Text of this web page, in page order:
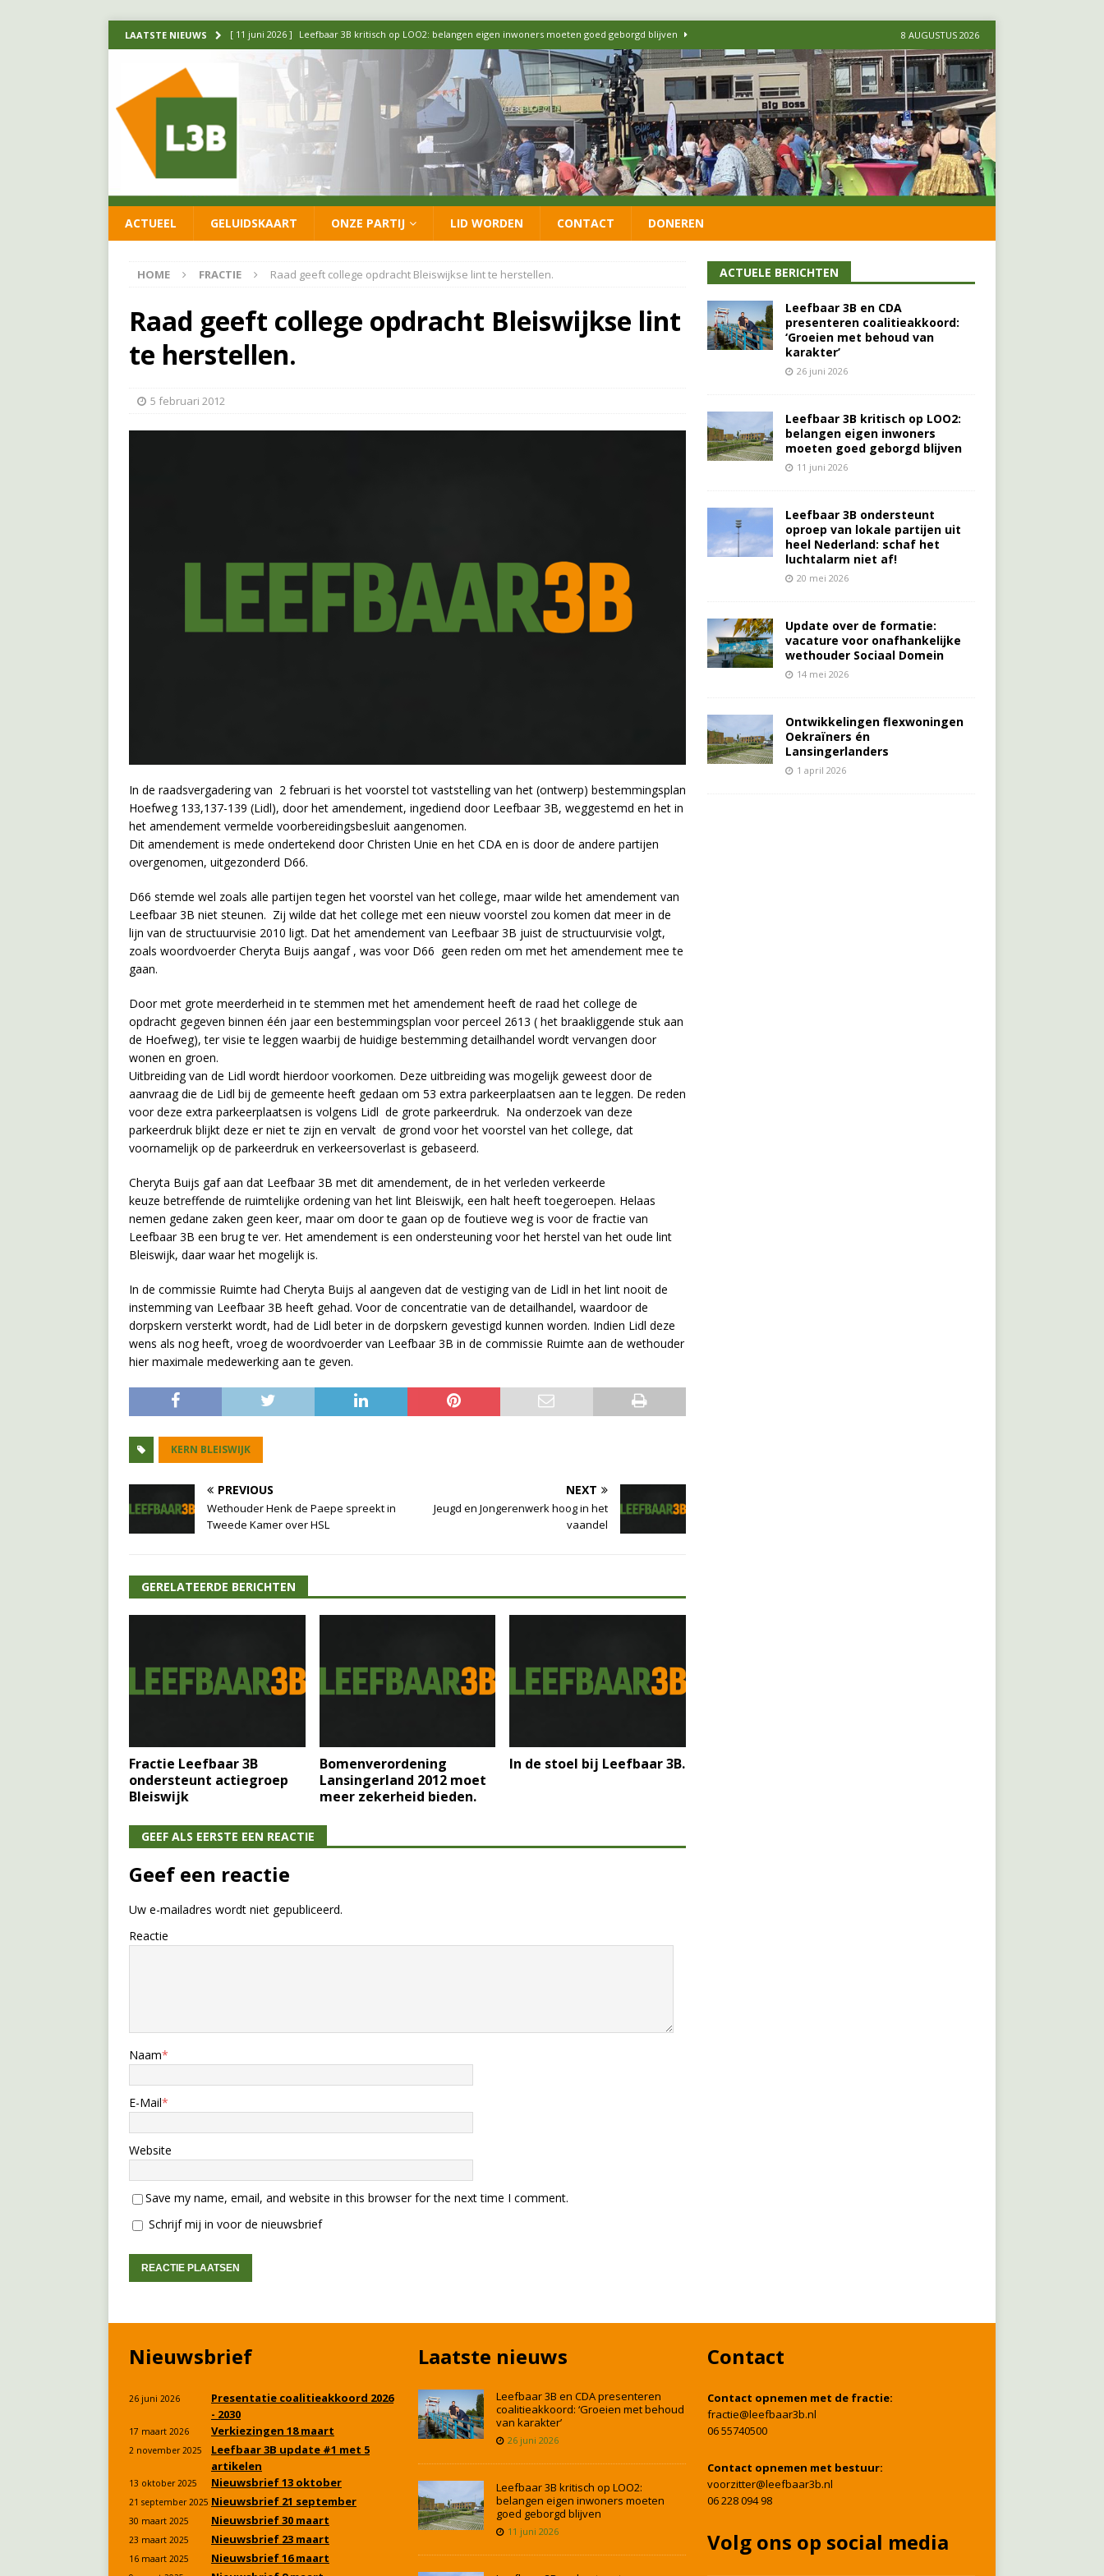
LAATSTE NIEUWS [ 11 juni 2026 ] Leefbaar 3B kritisch op LOO2: belangen eigen inwoners moeten goed geborgd blijven
[ 20 mei 2026 ] Leefbaar 3B ondersteunt oproep van lokale partijen uit heel Nederland: schaf het
luchtalarm niet af! FRACTIE
[ 14 mei 2026 ] Update over de formatie: vacature voor onafhankelijke wethouder Sociaal Domein
[ 26 juni 2026 ] Leefbaar 3B en CDA presenteren coalitieakkoord: ‘Groeien met behoud van karakter’
8 AUGUSTUS 2026
ACTUEEL GELUIDSKAART ONZE PARTIJ LID WORDEN CONTACT DONEREN
HOME FRACTIE Raad geeft college opdracht Bleiswijkse lint te herstellen.
Raad geeft college opdracht Bleiswijkse lint
te herstellen.
5 februari 2012
In de raadsvergadering van 2 februari is het voorstel tot vaststelling van het (ontwerp) bestemmingsplan
Hoefweg 133,137-139 (Lidl), door het amendement, ingediend door Leefbaar 3B, weggestemd en het in
het amendement vermelde voorbereidingsbesluit aangenomen.
Dit amendement is mede ondertekend door Christen Unie en het CDA en is door de andere partijen
overgenomen, uitgezonderd D66.
D66 stemde wel zoals alle partijen tegen het voorstel van het college, maar wilde het amendement van
Leefbaar 3B niet steunen. Zij wilde dat het college met een nieuw voorstel zou komen dat meer in de
lijn van de structuurvisie 2010 ligt. Dat het amendement van Leefbaar 3B juist de structuurvisie volgt,
zoals woordvoerder Cheryta Buijs aangaf , was voor D66 geen reden om met het amendement mee te
gaan.
Door met grote meerderheid in te stemmen met het amendement heeft de raad het college de
opdracht gegeven binnen één jaar een bestemmingsplan voor perceel 2613 ( het braakliggende stuk aan
de Hoefweg), ter visie te leggen waarbij de huidige bestemming detailhandel wordt vervangen door
wonen en groen.
Uitbreiding van de Lidl wordt hierdoor voorkomen. Deze uitbreiding was mogelijk geweest door de
aanvraag die de Lidl bij de gemeente heeft gedaan om 53 extra parkeerplaatsen aan te leggen. De reden
voor deze extra parkeerplaatsen is volgens Lidl de grote parkeerdruk. Na onderzoek van deze
parkeerdruk blijkt deze er niet te zijn en vervalt de grond voor het voorstel van het college, dat
voornamelijk op de parkeerdruk en verkeersoverlast is gebaseerd.
Cheryta Buijs gaf aan dat Leefbaar 3B met dit amendement, de in het verleden verkeerde
keuze betreffende de ruimtelijke ordening van het lint Bleiswijk, een halt heeft toegeroepen. Helaas
nemen gedane zaken geen keer, maar om door te gaan op de foutieve weg is voor de fractie van
Leefbaar 3B een brug te ver. Het amendement is een ondersteuning voor het herstel van het oude lint
Bleiswijk, daar waar het mogelijk is.
In de commissie Ruimte had Cheryta Buijs al aangeven dat de vestiging van de Lidl in het lint nooit de
instemming van Leefbaar 3B heeft gehad. Voor de concentratie van de detailhandel, waardoor de
dorpskern versterkt wordt, had de Lidl beter in de dorpskern gevestigd kunnen worden. Indien Lidl deze
wens als nog heeft, vroeg de woordvoerder van Leefbaar 3B in de commissie Ruimte aan de wethouder
hier maximale medewerking aan te geven.
KERN BLEISWIJK
PREVIOUS
Wethouder Henk de Paepe spreekt in
Tweede Kamer over HSL
NEXT
Jeugd en Jongerenwerk hoog in het
vaandel
GERELATEERDE BERICHTEN
Fractie Leefbaar 3B
ondersteunt actiegroep
Bleiswijk
Bomenverordening
Lansingerland 2012 moet
meer zekerheid bieden.
In de stoel bij Leefbaar 3B.
GEEF ALS EERSTE EEN REACTIE
Geef een reactie
Uw e-mailadres wordt niet gepubliceerd.
Reactie
Naam*
E-Mail*
Website
Save my name, email, and website in this browser for the next time I comment.
Schrijf mij in voor de nieuwsbrief
ACTUELE BERICHTEN
Leefbaar 3B en CDA
presenteren coalitieakkoord:
‘Groeien met behoud van
karakter’
26 juni 2026
Leefbaar 3B kritisch op LOO2:
belangen eigen inwoners
moeten goed geborgd blijven
11 juni 2026
Leefbaar 3B ondersteunt
oproep van lokale partijen uit
heel Nederland: schaf het
luchtalarm niet af!
20 mei 2026
Update over de formatie:
vacature voor onafhankelijke
wethouder Sociaal Domein
14 mei 2026
Ontwikkelingen flexwoningen
Oekraïners én
Lansingerlanders
1 april 2026
Nieuwsbrief
26 juni 2026
Presentatie coalitieakkoord 2026
- 2030
17 maart 2026 Verkiezingen 18 maart
2 november 2025
Leefbaar 3B update #1 met 5
artikelen
13 oktober 2025 Nieuwsbrief 13 oktober
21 september 2025 Nieuwsbrief 21 september
30 maart 2025 Nieuwsbrief 30 maart
23 maart 2025 Nieuwsbrief 23 maart
16 maart 2025 Nieuwsbrief 16 maart
Laatste nieuws
Leefbaar 3B en CDA presenteren
coalitieakkoord: ‘Groeien met behoud
van karakter’
26 juni 2026
Leefbaar 3B kritisch op LOO2:
belangen eigen inwoners moeten
goed geborgd blijven
11 juni 2026
Contact
Contact opnemen met de fractie:
fractie@leefbaar3b.nl
06 55740500
Contact opnemen met bestuur:
voorzitter@leefbaar3b.nl
06 228 094 98
Volg ons op social media